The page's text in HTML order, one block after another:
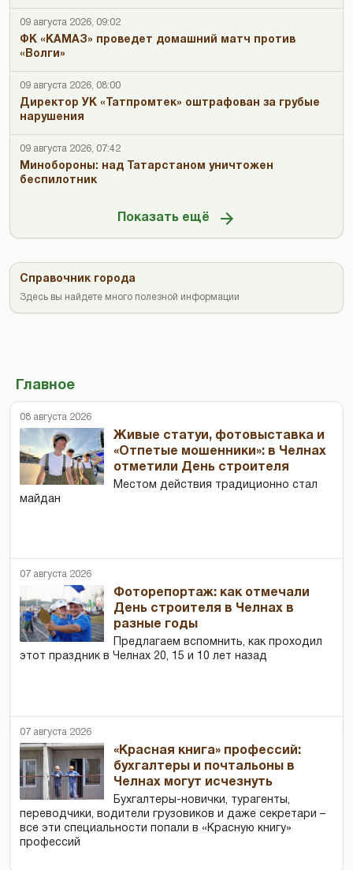
09 августа 2026, 09:02
ФК «КАМАЗ» проведет домашний матч против
«Волги»
09 августа 2026, 08:00
Директор УК «Татпромтек» оштрафован за грубые
нарушения
09 августа 2026, 07:42
Минобороны: над Татарстаном уничтожен
беспилотник
Показать ещё
Справочник города
Здесь вы найдете много полезной информации
Главное
08 августа 2026
Живые статуи, фотовыставка и
«Отпетые мошенники»: в Челнах
отметили День строителя
Местом действия традиционно стал
майдан
07 августа 2026
Фоторепортаж: как отмечали
День строителя в Челнах в
разные годы
Предлагаем вспомнить, как проходил
этот праздник в Челнах 20, 15 и 10 лет назад
07 августа 2026
«Красная книга» профессий:
бухгалтеры и почтальоны в
Челнах могут исчезнуть
Бухгалтеры-новички, тур­агенты,
переводчики, водители грузовиков и даже секретари –
все эти специальности попали в «Красную книгу»
профессий